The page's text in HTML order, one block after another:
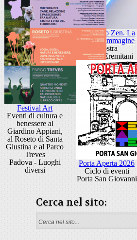
Giancarlo Zen. La
luce fa l'immagine
Mostra
Museo Eremitani
Festival Art
Eventi di cultura e
benessere al
Giardino Appiani,
al Roseto di Santa
Giustina e al Parco
Treves
Padova - Luoghi
diversi
Porta Aperta 2026
Ciclo di eventi
Porta San Giovanni
Cerca nel sito:
Form di ricerca